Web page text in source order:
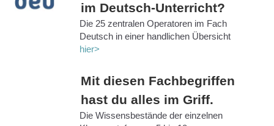
im Deutsch-Unterricht?
Die 25 zentralen Operatoren im Fach
Deutsch in einer handlichen Übersicht
hier>
Mit diesen Fachbegriffen
hast du alles im Griff.
Die Wissensbestände der einzelnen